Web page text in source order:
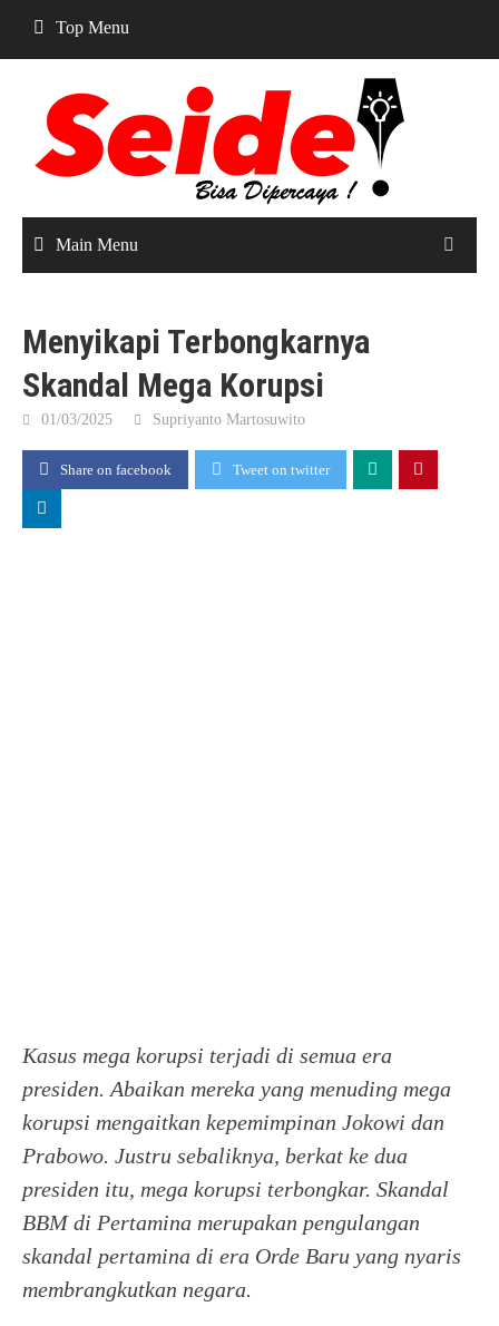
content
Top Menu
Main Menu
Menyikapi Terbongkarnya
Skandal Mega Korupsi
01/03/2025 Supriyanto Martosuwito
Share on facebook Tweet on twitter
Kasus mega korupsi terjadi di semua era
presiden. Abaikan mereka yang menuding mega
korupsi mengaitkan kepemimpinan Jokowi dan
Prabowo. Justru sebaliknya, berkat ke dua
presiden itu, mega korupsi terbongkar. Skandal
BBM di Pertamina merupakan pengulangan
skandal pertamina di era Orde Baru yang nyaris
membrangkutkan negara.